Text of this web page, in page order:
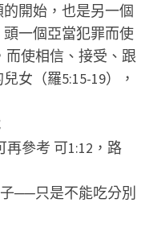
開始，也是另一個
一個亞當犯罪而使
而使相信、接受、跟
女（羅5:15-19），
再參考 可1:12，路
──只是不能吃分別